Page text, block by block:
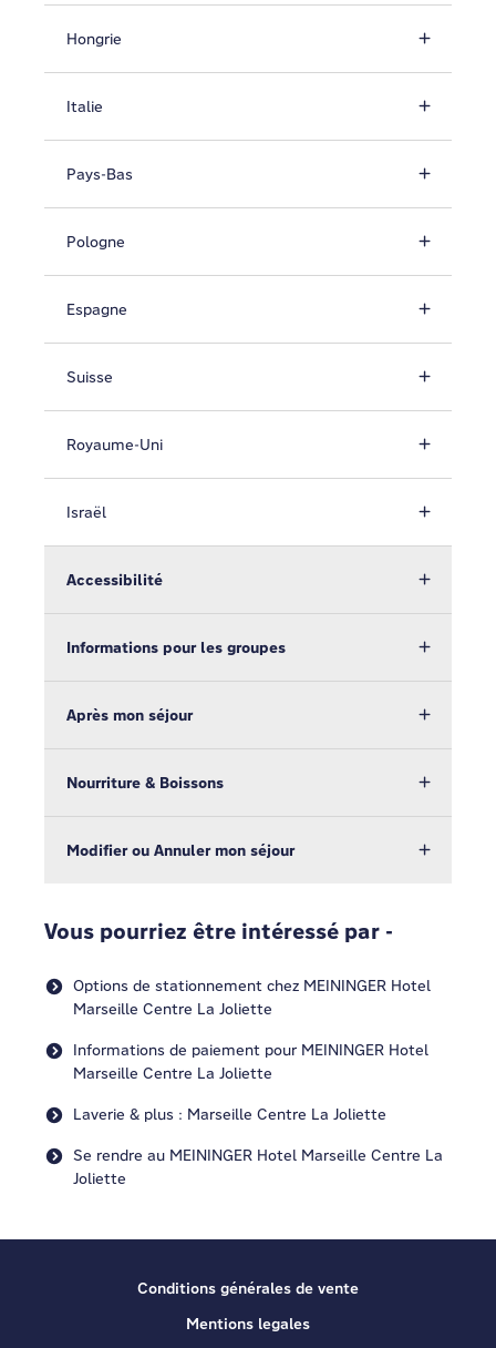
Hongrie
Italie
Pays-Bas
Pologne
Espagne
Suisse
Royaume-Uni
Israël
Accessibilité
Informations pour les groupes
Après mon séjour
Nourriture & Boissons
Modifier ou Annuler mon séjour
Vous pourriez être intéressé par -
Options de stationnement chez MEININGER Hotel
Marseille Centre La Joliette
Informations de paiement pour MEININGER Hotel
Marseille Centre La Joliette
Laverie & plus : Marseille Centre La Joliette
Se rendre au MEININGER Hotel Marseille Centre La
Joliette
Conditions générales de vente
Mentions legales